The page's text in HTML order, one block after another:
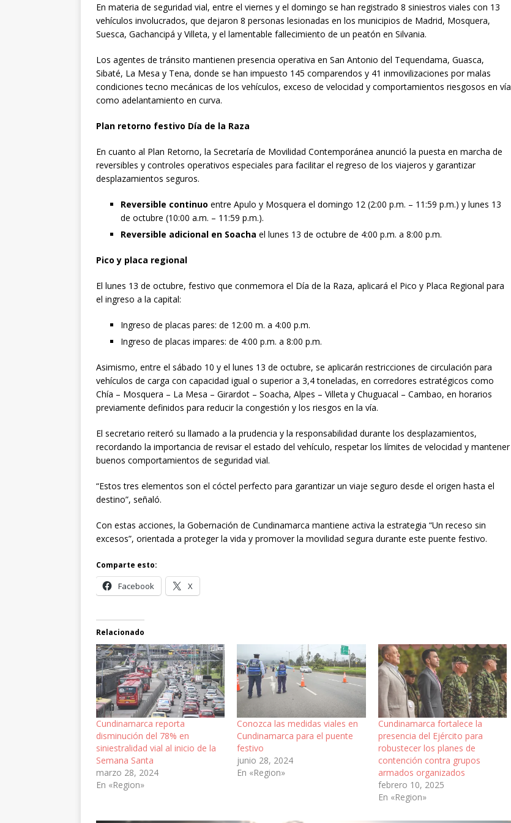
En materia de seguridad vial, entre el viernes y el domingo se han registrado 8 siniestros viales con 13
vehículos involucrados, que dejaron 8 personas lesionadas en los municipios de Madrid, Mosquera,
Suesca, Gachancipá y Villeta, y el lamentable fallecimiento de un peatón en Silvania.
Los agentes de tránsito mantienen presencia operativa en San Antonio del Tequendama, Guasca,
Sibaté, La Mesa y Tena, donde se han impuesto 145 comparendos y 41 inmovilizaciones por malas
condiciones tecno mecánicas de los vehículos, exceso de velocidad y comportamientos riesgosos en vía
como adelantamiento en curva.
Plan retorno festivo Día de la Raza
En cuanto al Plan Retorno, la Secretaría de Movilidad Contemporánea anunció la puesta en marcha de
reversibles y controles operativos especiales para facilitar el regreso de los viajeros y garantizar
desplazamientos seguros.
Reversible continuo entre Apulo y Mosquera el domingo 12 (2:00 p.m. – 11:59 p.m.) y lunes 13
de octubre (10:00 a.m. – 11:59 p.m.).
Reversible adicional en Soacha el lunes 13 de octubre de 4:00 p.m. a 8:00 p.m.
Pico y placa regional
El lunes 13 de octubre, festivo que conmemora el Día de la Raza, aplicará el Pico y Placa Regional para
el ingreso a la capital:
Ingreso de placas pares: de 12:00 m. a 4:00 p.m.
Ingreso de placas impares: de 4:00 p.m. a 8:00 p.m.
Asimismo, entre el sábado 10 y el lunes 13 de octubre, se aplicarán restricciones de circulación para
vehículos de carga con capacidad igual o superior a 3,4 toneladas, en corredores estratégicos como
Chía – Mosquera – La Mesa – Girardot – Soacha, Alpes – Villeta y Chuguacal – Cambao, en horarios
previamente definidos para reducir la congestión y los riesgos en la vía.
El secretario reiteró su llamado a la prudencia y la responsabilidad durante los desplazamientos,
recordando la importancia de revisar el estado del vehículo, respetar los límites de velocidad y mantener
buenos comportamientos de seguridad vial.
“Estos tres elementos son el cóctel perfecto para garantizar un viaje seguro desde el origen hasta el
destino”, señaló.
Con estas acciones, la Gobernación de Cundinamarca mantiene activa la estrategia “Un receso sin
excesos”, orientada a proteger la vida y promover la movilidad segura durante este puente festivo.
Comparte esto:
Facebook X
Relacionado
Cundinamarca reporta
disminución del 78% en
siniestralidad vial al inicio de la
Semana Santa
marzo 28, 2024
En «Region»
Conozca las medidas viales en
Cundinamarca para el puente
festivo
junio 28, 2024
En «Region»
Cundinamarca fortalece la
presencia del Ejército para
robustecer los planes de
contención contra grupos
armados organizados
febrero 10, 2025
En «Region»